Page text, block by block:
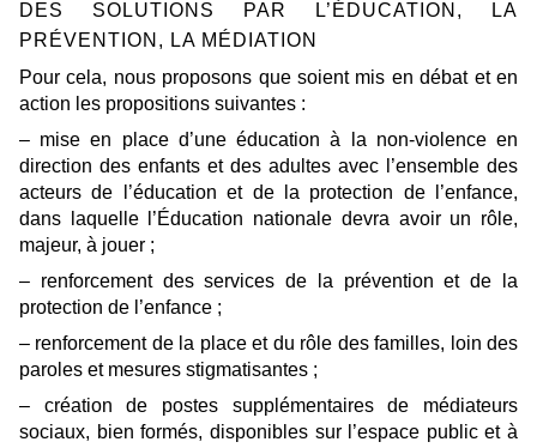
DES SOLUTIONS PAR L’ÉDUCATION, LA
PRÉVENTION, LA MÉDIATION
Pour cela, nous proposons que soient mis en débat et en
action les propositions suivantes :
– mise en place d’une éducation à la non-violence en
direction des enfants et des adultes avec l’ensemble des
acteurs de l’éducation et de la protection de l’enfance,
dans laquelle l’Éducation nationale devra avoir un rôle,
majeur, à jouer ;
– renforcement des services de la prévention et de la
protection de l’enfance ;
– renforcement de la place et du rôle des familles, loin des
paroles et mesures stigmatisantes ;
– création de postes supplémentaires de médiateurs
sociaux, bien formés, disponibles sur l’espace public et à